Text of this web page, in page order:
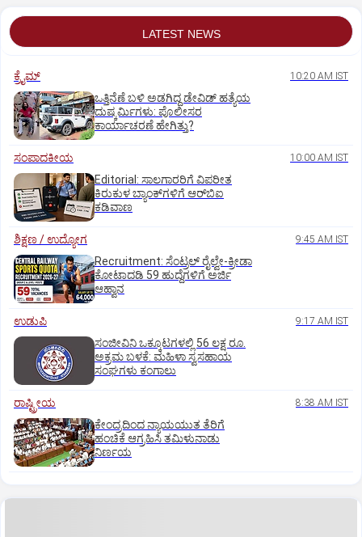
LATEST NEWS
ಕ್ರೈಮ್ 10:20 AM IST
ಒತ್ತಿನೆಣೆ ಬಳಿ ಅಡಗಿದ್ದ ಡೇವಿಡ್‌ ಹತ್ಯೆಯ
ದುಷ್ಕರ್ಮಿಗಳು: ಪೊಲೀಸರ
ಕಾರ್ಯಾಚರಣೆ ಹೇಗಿತ್ತು?
ಸಂಪಾದಕೀಯ 10:00 AM IST
Editorial: ಸಾಲಗಾರರಿಗೆ ವಿಪರೀತ
ಕಿರುಕುಳ ಬ್ಯಾಂಕ್‌ಗಳಿಗೆ ಆರ್‌ಬಿಐ
ಕಡಿವಾಣ
ಶಿಕ್ಷಣ / ಉದ್ಯೋಗ 9:45 AM IST
Recruitment: ಸೆಂಟ್ರಲ್‌ ರೈಲ್ವೇ-ಕ್ರೀಡಾ
ಕೋಟಾದಡಿ 59 ಹುದ್ದೆಗಳಿಗೆ ಅರ್ಜಿ
ಆಹ್ವಾನ
ಉಡುಪಿ 9:17 AM IST
ಸಂಜೀವಿನಿ ಒಕ್ಕೂಟಗಳಲ್ಲಿ 56 ಲಕ್ಷ ರೂ.
ಅಕ್ರಮ ಬಳಕೆ: ಮಹಿಳಾ ಸ್ವಸಹಾಯ
ಸಂಘಗಳು ಕಂಗಾಲು
ರಾಷ್ಟ್ರೀಯ 8:38 AM IST
ಕೇಂದ್ರದಿಂದ ನ್ಯಾಯಯುತ ತೆರಿಗೆ
ಹಂಚಿಕೆ ಆಗ್ರಹಿಸಿ ತಮಿಳುನಾಡು
ನಿರ್ಣಯ